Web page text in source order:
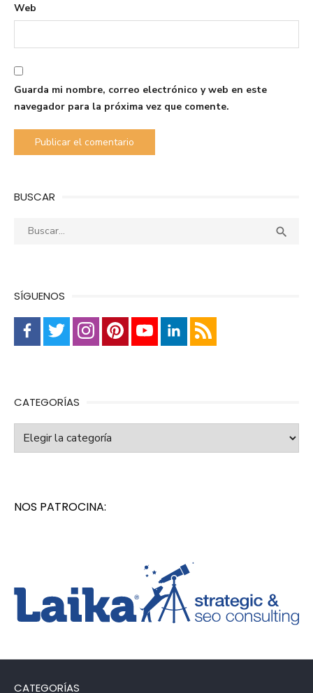
Web
Guarda mi nombre, correo electrónico y web en este
navegador para la próxima vez que comente.
BUSCAR
Buscar: 
SÍGUENOS
CATEGORÍAS
Categorías
NOS PATROCINA:
CATEGORÍAS